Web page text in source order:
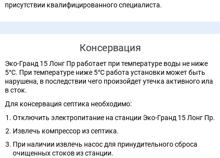
присутствии квалифицированного специалиста.
Консервация
Эко-Гранд 15 Лонг Пр работает при температуре воды не ниже
5°C. При температуре ниже 5°C работа установки может быть
нарушена, в последствии чего произойдет утечка активного ила
в сток.
Для консервация септика необходимо:
Отключить электропитание на станции Эко-Гранд 15 Лонг Пр.
Извлечь компрессор из септика.
При наличии извлечь насос для принудительного сброса
очищенных стоков из станции.